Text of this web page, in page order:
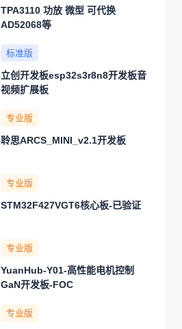
TPA3110 功放 微型 可代换
AD52068等
标准版
立创开发板esp32s3r8n8开发板音
视频扩展板
专业版
聆思ARCS_MINI_v2.1开发板
专业版
STM32F427VGT6核心板-已验证
专业版
YuanHub-Y01-高性能电机控制
GaN开发板-FOC
专业版